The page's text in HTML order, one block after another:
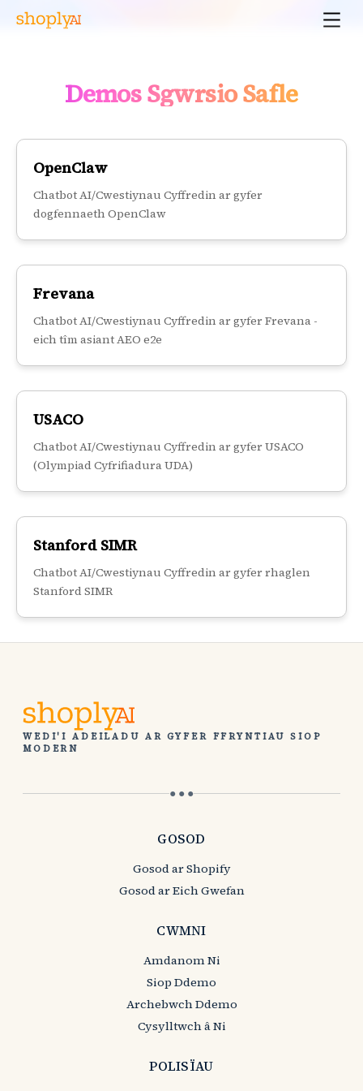
Demos Sgwrsio Safle
OpenClaw
Chatbot AI/Cwestiynau Cyffredin ar gyfer
dogfennaeth OpenClaw
Frevana
Chatbot AI/Cwestiynau Cyffredin ar gyfer Frevana -
eich tîm asiant AEO e2e
USACO
Chatbot AI/Cwestiynau Cyffredin ar gyfer USACO
(Olympiad Cyfrifiadura UDA)
Stanford SIMR
Chatbot AI/Cwestiynau Cyffredin ar gyfer rhaglen
Stanford SIMR
WEDI'I ADEILADU AR GYFER FFRYNTIAU SIOP
MODERN
● ● ●
GOSOD
Gosod ar Shopify
Gosod ar Eich Gwefan
CWMNI
Amdanom Ni
Siop Ddemo
Archebwch Ddemo
Cysylltwch â Ni
POLISÏAU